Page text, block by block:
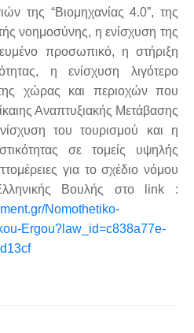
της “Βιομηχανίας 4.0”, της
νοημοσύνης, η ενίσχυση της
προσωπικό, η στήριξη
η ενίσχυση λιγότερο
χώρας και περιοχών που
Αναπτυξιακής Μετάβασης
του τουρισμού και η
σε τομείς υψηλής
για το σχέδιο νόμου
Βουλής στο link :
Nomothetiko-
Ergou?law_id=c838a77e-